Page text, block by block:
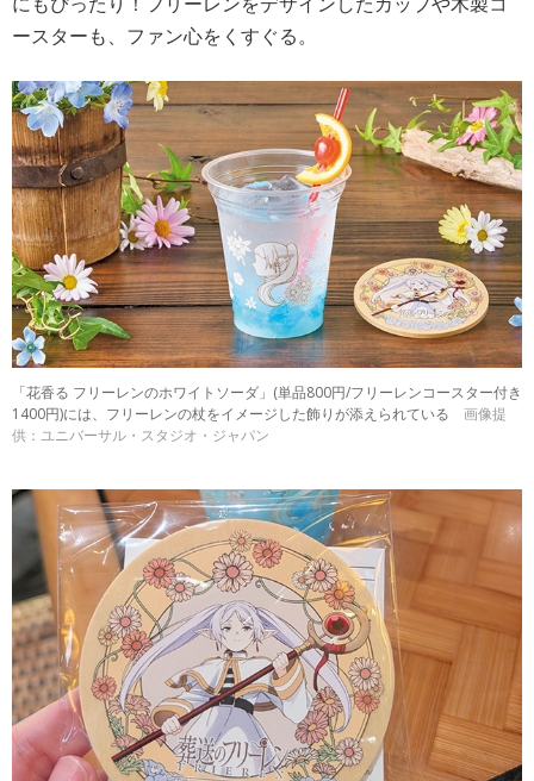
ースターも、ファン心をくすぐる。
「花香る フリーレンのホワイトソーダ」(単品800円/フリーレンコースター付き
1400円)には、フリーレンの杖をイメージした飾りが添えられている
画像提
供：ユニバーサル・スタジオ・ジャパン